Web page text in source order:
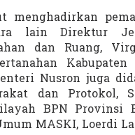
menghadirkan
lain Direktur
dan Ruang,
Nusron juga
dan Protokol,
BPN Provinsi
MASKI, Loerdi